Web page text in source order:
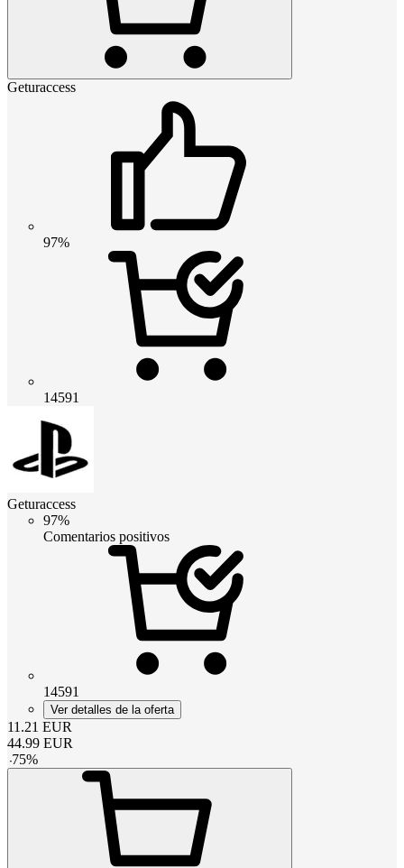
Geturaccess
97%
14591
Geturaccess
97%
Comentarios positivos
14591
Ver detalles de la oferta
11.21 EUR
44.99 EUR
-75%